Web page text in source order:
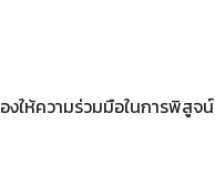
งให้ความร่วมมือในการพิสูจน์